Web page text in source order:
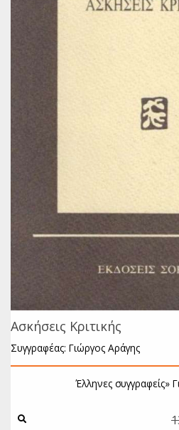
Ασκήσεις Κριτικής
Συγγραφέας: Γιώργος Αράγης
Έλληνες συγγραφείς»